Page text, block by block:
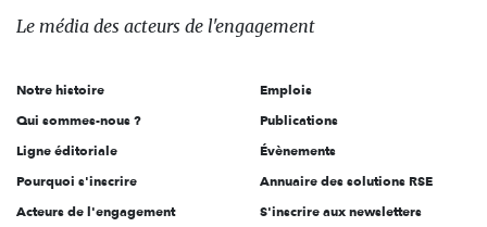
des
l'engagement
Le média des acteurs de l'engagement
Notre histoire
Qui sommes-nous ?
Ligne éditoriale
Pourquoi s'inscrire
Acteurs de l'engagement
Emplois
Publications
Évènements
Annuaire des solutions RSE
S'inscrire aux newsletters